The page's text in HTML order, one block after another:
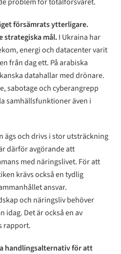
försämrats ytterligare.
strategiska mål.I Ukraina har
energi och datacenter varit
från dag ett. På arabiska
datahallar med drönare.
sabotage och cyberangrepp
samhällsfunktioner även i
och drivs i stor utsträckning
därför avgörande att
med näringslivet. För att
krävs också en tydlig
ansvar.
och näringsliv behöver
idag. Det är också en av
rapport.
handlingsalternativ för att